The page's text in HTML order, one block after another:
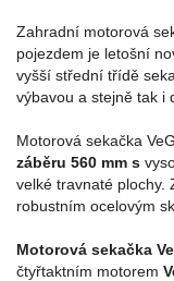
Zahradní motorová
pojezdem je letošní
vyšší střední třídě
výbavou a stejně tak i
Motorová sekačka
záběru 560 mm s
velké travnaté plochy.
robustním ocelovým
Motorová sekačka
čtyřtaktním motorem